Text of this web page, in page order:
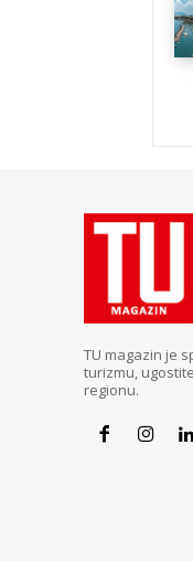
TU magazin je
turizmu,
regionu.